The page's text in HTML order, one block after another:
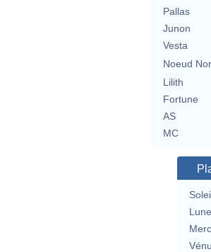
Pallas
Junon
Vesta
Noeud
Lilith
Fortune
AS
MC
Lune